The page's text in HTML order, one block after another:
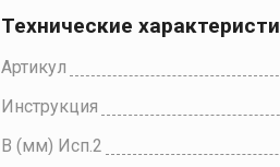
Технические
Артикул
Инструкция
B (мм) Исп.2